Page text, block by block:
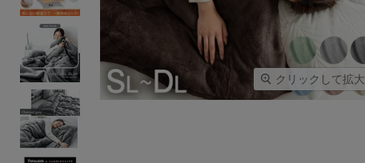
クリックして拡大